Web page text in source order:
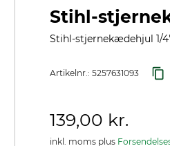
Stihl-
Stihl-stjernekædehjul 1/
Artikelnr.: 5257631093
139,00 kr.
inkl. moms plus